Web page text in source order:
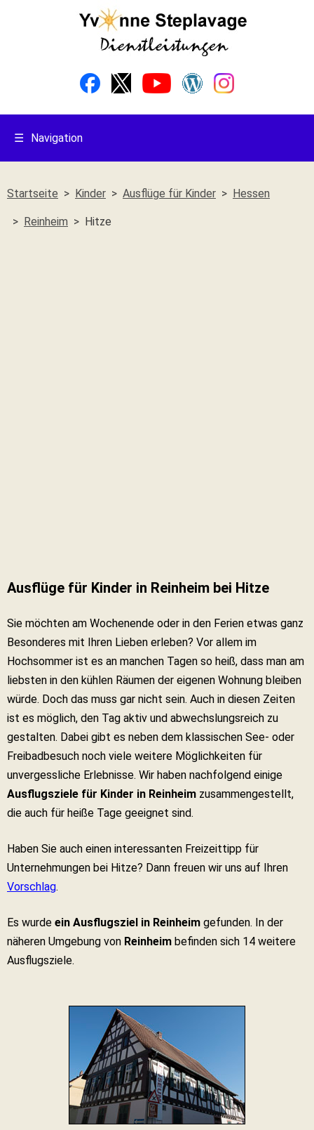
☰ Navigation
Startseite Kinder Ausflüge für Kinder Hessen
Reinheim Hitze
Ausflüge für Kinder in Reinheim bei Hitze
Sie möchten am Wochenende oder in den Ferien etwas ganz
Besonderes mit Ihren Lieben erleben? Vor allem im
Hochsommer ist es an manchen Tagen so heiß, dass man am
liebsten in den kühlen Räumen der eigenen Wohnung bleiben
würde. Doch das muss gar nicht sein. Auch in diesen Zeiten
ist es möglich, den Tag aktiv und abwechslungsreich zu
gestalten. Dabei gibt es neben dem klassischen See- oder
Freibadbesuch noch viele weitere Möglichkeiten für
unvergessliche Erlebnisse. Wir haben nachfolgend einige
Ausflugsziele für Kinder in Reinheim zusammengestellt,
die auch für heiße Tage geeignet sind.
Haben Sie auch einen interessanten Freizeittipp für
Unternehmungen bei Hitze? Dann freuen wir uns auf Ihren
Vorschlag.
Es wurde ein Ausflugsziel in Reinheim gefunden. In der
näheren Umgebung von Reinheim befinden sich 14 weitere
Ausflugsziele.